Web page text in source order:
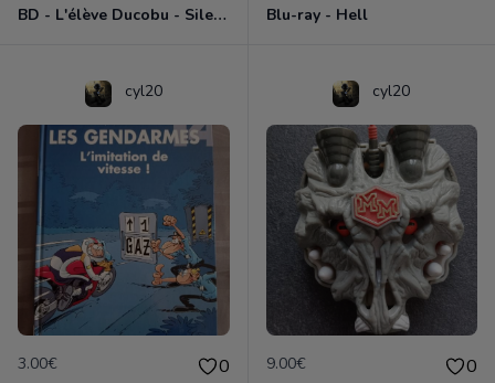
BD - L'élève Ducobu - Silence, on copie Blu-ray - Hell
cyl20
3.00€ 0
cyl20
9.00€ 0